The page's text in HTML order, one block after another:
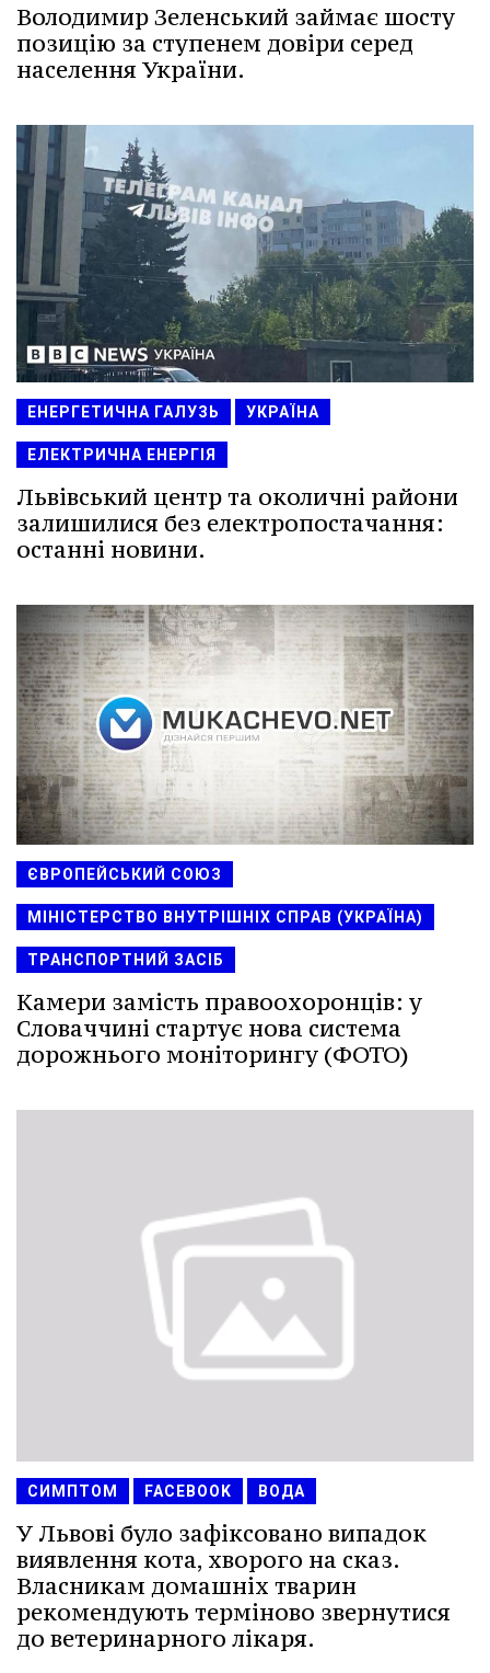
Володимир Зеленський займає шосту
позицію за ступенем довіри серед
населення України.
ЕНЕРГЕТИЧНА ГАЛУЗЬ УКРАЇНА
ЕЛЕКТРИЧНА ЕНЕРГІЯ
Львівський центр та околичні райони
залишилися без електропостачання:
останні новини.
ЄВРОПЕЙСЬКИЙ СОЮЗ
МІНІСТЕРСТВО ВНУТРІШНІХ СПРАВ (УКРАЇНА)
ТРАНСПОРТНИЙ ЗАСІБ
Камери замість правоохоронців: у
Словаччині стартує нова система
дорожнього моніторингу (ФОТО)
СИМПТОМ FACEBOOK ВОДА
У Львові було зафіксовано випадок
виявлення кота, хворого на сказ.
Власникам домашніх тварин
рекомендують терміново звернутися
до ветеринарного лікаря.